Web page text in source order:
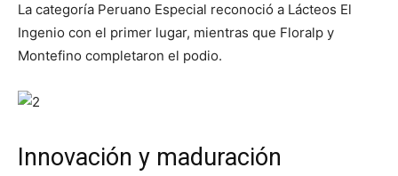
La categoría Peruano Especial reconoció a Lácteos El
Ingenio con el primer lugar, mientras que Floralp y
Montefino completaron el podio.
Innovación y maduración